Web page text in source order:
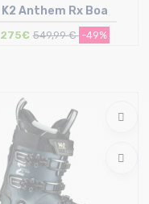
26/26.5 cm
K2 Anthem Rx Boa
275€ 549,99 € -49%